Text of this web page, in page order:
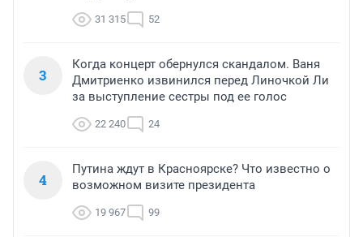
31 315 52
3
Когда концерт обернулся скандалом. Ваня
Дмитриенко извинился перед Линочкой Ли
за выступление сестры под ее голос
22 240 24
4
Путина ждут в Красноярске? Что известно о
возможном визите президента
19 967 99